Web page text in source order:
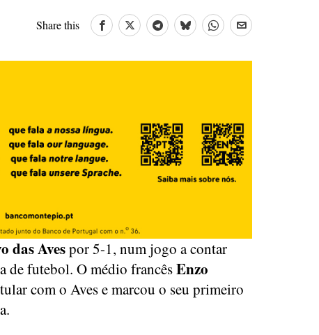
Share this
das Avespor 5-1, num jogo a contar
de futebol. O médio francêsEnzo
com o Aves e marcou o seu primeiro